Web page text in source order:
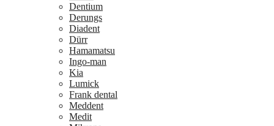
Dentium
Derungs
Diadent
Dürr
Hamamatsu
Ingo-man
Kia
Lumick
Frank dental
Meddent
Medit